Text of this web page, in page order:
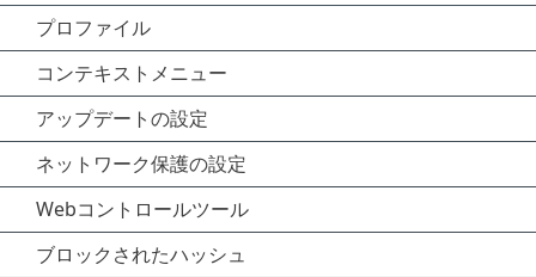
プロファイル
コンテキストメニュー
アップデートの設定
ネットワーク保護の設定
Webコントロールツール
ブロックされたハッシュ